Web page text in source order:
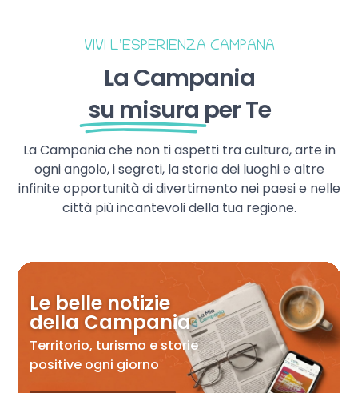
VIVI L’ESPERIENZA CAMPANA
La Campania
su misura per Te
La Campania che non ti aspetti tra cultura, arte in
ogni angolo, i segreti, la storia dei luoghi e altre
infinite opportunità di divertimento nei paesi e nelle
città più incantevoli della tua regione.
Le belle notizie
della Campania
Territorio, turismo e storie
positive ogni giorno